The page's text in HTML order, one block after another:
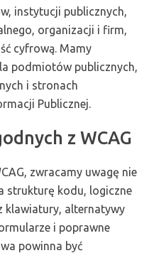
instytucji publicznych,
organizacji i firm,
cyfrową. Mamy
podmiotów publicznych,
i stronach
Publicznej.
z WCAG
zwracamy uwagę nie
strukturę kodu, logiczne
klawiatury, alternatywy
i poprawne
powinna być